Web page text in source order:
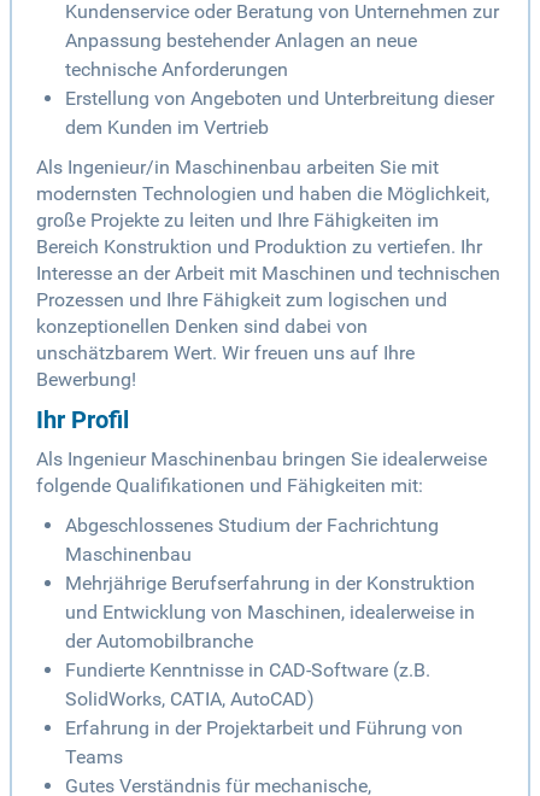
Kundenservice oder Beratung von Unternehmen zur
Anpassung bestehender Anlagen an neue
technische Anforderungen
Erstellung von Angeboten und Unterbreitung dieser
dem Kunden im Vertrieb
Als Ingenieur/in Maschinenbau arbeiten Sie mit
modernsten Technologien und haben die Möglichkeit,
große Projekte zu leiten und Ihre Fähigkeiten im
Bereich Konstruktion und Produktion zu vertiefen. Ihr
Interesse an der Arbeit mit Maschinen und technischen
Prozessen und Ihre Fähigkeit zum logischen und
konzeptionellen Denken sind dabei von
unschätzbarem Wert. Wir freuen uns auf Ihre
Bewerbung!
Ihr Profil
Als Ingenieur Maschinenbau bringen Sie idealerweise
folgende Qualifikationen und Fähigkeiten mit:
Abgeschlossenes Studium der Fachrichtung
Maschinenbau
Mehrjährige Berufserfahrung in der Konstruktion
und Entwicklung von Maschinen, idealerweise in
der Automobilbranche
Fundierte Kenntnisse in CAD-Software (z.B.
SolidWorks, CATIA, AutoCAD)
Erfahrung in der Projektarbeit und Führung von
Teams
Gutes Verständnis für mechanische,